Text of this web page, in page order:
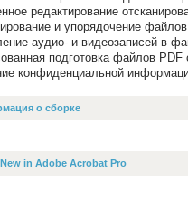
редактирование
и упорядочение файлов
аудио- и видеозаписей в
подготовка файлов
конфиденциальной
о сборке
in Adobe Acrobat Pro